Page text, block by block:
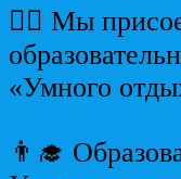
👍🏻 Мы
«Умного
👨‍🎓